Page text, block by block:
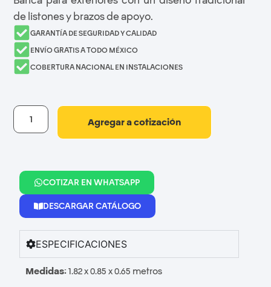
de listones y brazos de apoyo.
GARANTÍA DE SEGURIDAD Y CALIDAD
ENVÍO GRATIS A TODO MÉXICO
COBERTURA NACIONAL EN INSTALACIONES
Agregar a cotización
COTIZAR EN WHATSAPP
DESCARGAR CATÁLOGO
ESPECIFICACIONES
Medidas:1.82 x 0.85 x 0.65 metros